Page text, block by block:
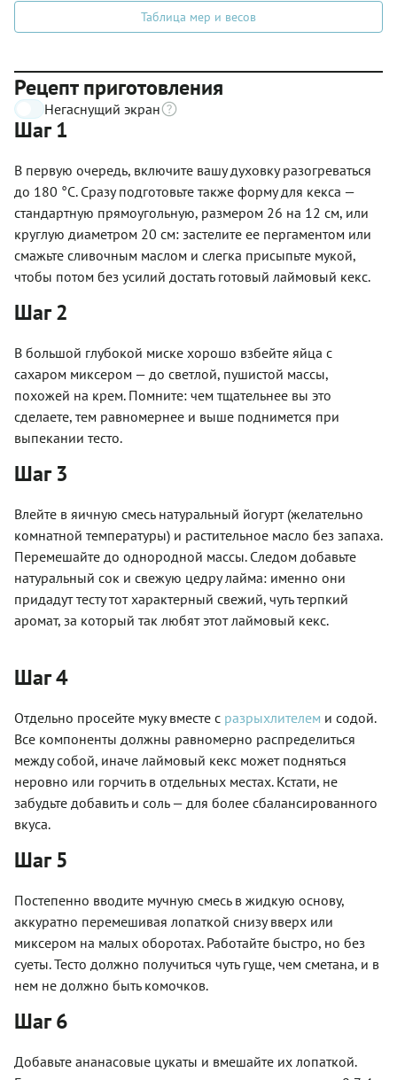
Таблица мер и весов
Рецепт приготовления
Негаснущий экран
Шаг 1
В первую очередь, включите вашу духовку разогреваться
до 180 °C. Сразу подготовьте также форму для кекса —
стандартную прямоугольную, размером 26 на 12 см, или
круглую диаметром 20 см: застелите ее пергаментом или
смажьте сливочным маслом и слегка присыпьте мукой,
чтобы потом без усилий достать готовый лаймовый кекс.
Шаг 2
В большой глубокой миске хорошо взбейте яйца с
сахаром миксером — до светлой, пушистой массы,
похожей на крем. Помните: чем тщательнее вы это
сделаете, тем равномернее и выше поднимется при
выпекании тесто.
Шаг 3
Влейте в яичную смесь натуральный йогурт (желательно
комнатной температуры) и растительное масло без запаха.
Перемешайте до однородной массы. Следом добавьте
натуральный сок и свежую цедру лайма: именно они
придадут тесту тот характерный свежий, чуть терпкий
аромат, за который так любят этот лаймовый кекс.
Шаг 4
Отдельно просейте муку вместе с разрыхлителем и содой.
Все компоненты должны равномерно распределиться
между собой, иначе лаймовый кекс может подняться
неровно или горчить в отдельных местах. Кстати, не
забудьте добавить и соль — для более сбалансированного
вкуса.
Шаг 5
Постепенно вводите мучную смесь в жидкую основу,
аккуратно перемешивая лопаткой снизу вверх или
миксером на малых оборотах. Работайте быстро, но без
суеты. Тесто должно получиться чуть гуще, чем сметана, и в
нем не должно быть комочков.
Шаг 6
Добавьте ананасовые цукаты и вмешайте их лопаткой.